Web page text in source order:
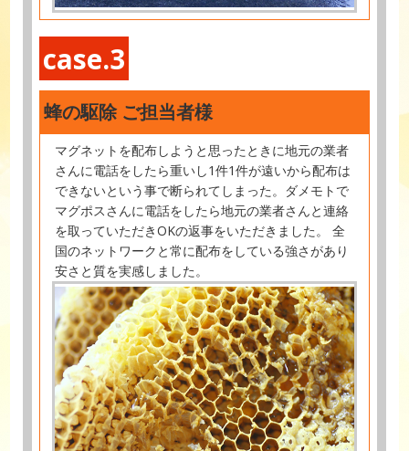
case.3
蜂の駆除 ご担当者様
マグネットを配布しようと思ったときに地元の業者
さんに電話をしたら重いし1件1件が遠いから配布は
できないという事で断られてしまった。ダメモトで
マグポスさんに電話をしたら地元の業者さんと連絡
を取っていただきOKの返事をいただきました。 全
国のネットワークと常に配布をしている強さがあり
安さと質を実感しました。